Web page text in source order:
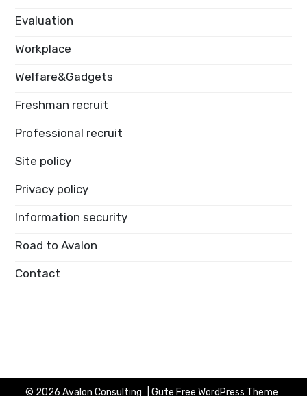
Evaluation
Workplace
Welfare&Gadgets
Freshman recruit
Professional recruit
Site policy
Privacy policy
Information security
Road to Avalon
Contact
© 2026Avalon Consulting |Gute Free WordPress Theme